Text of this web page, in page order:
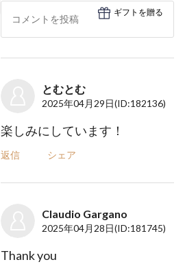
ギフトを贈る
とむとむ
2025年04月29日(ID:182136)
楽しみにしています！
返信 シェア
Claudio Gargano
2025年04月28日(ID:181745)
Thank you